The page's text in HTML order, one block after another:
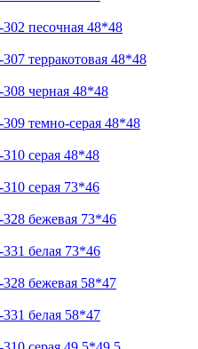
песочная 48*48
терракотовая 48*48
черная 48*48
темно-серая 48*48
серая 48*48
серая 73*46
бежевая 73*46
белая 73*46
бежевая 58*47
белая 58*47